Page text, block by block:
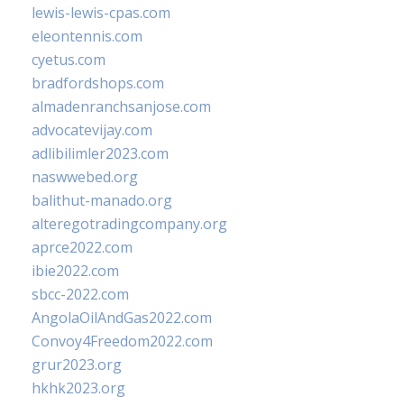
lewis-lewis-cpas.com
eleontennis.com
cyetus.com
bradfordshops.com
almadenranchsanjose.com
advocatevijay.com
adlibilimler2023.com
naswwebed.org
balithut-manado.org
alteregotradingcompany.org
aprce2022.com
ibie2022.com
sbcc-2022.com
AngolaOilAndGas2022.com
Convoy4Freedom2022.com
grur2023.org
hkhk2023.org